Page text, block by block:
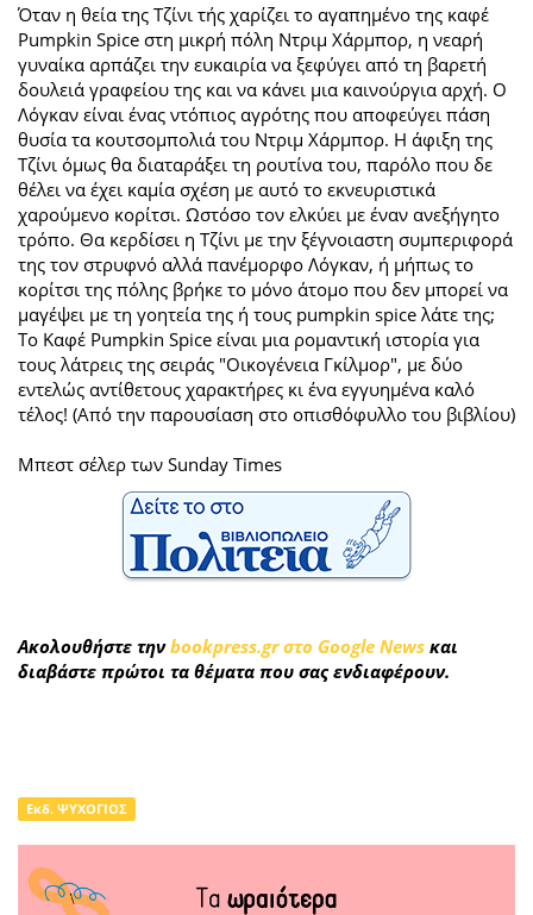
Όταν η θεία της Τζίνι τής χαρίζει το αγαπημένο της καφέ
Pumpkin Spice στη μικρή πόλη Ντριμ Χάρμπορ, η νεαρή
γυναίκα αρπάζει την ευκαιρία να ξεφύγει από τη βαρετή
δουλειά γραφείου της και να κάνει μια καινούργια αρχή. Ο
Λόγκαν είναι ένας ντόπιος αγρότης που αποφεύγει πάση
θυσία τα κουτσομπολιά του Ντριμ Χάρμπορ. Η άφιξη της
Τζίνι όμως θα διαταράξει τη ρουτίνα του, παρόλο που δε
θέλει να έχει καμία σχέση με αυτό το εκνευριστικά
χαρούμενο κορίτσι. Ωστόσο τον ελκύει με έναν ανεξήγητο
τρόπο. Θα κερδίσει η Τζίνι με την ξέγνοιαστη συμπεριφορά
της τον στρυφνό αλλά πανέμορφο Λόγκαν, ή μήπως το
κορίτσι της πόλης βρήκε το μόνο άτομο που δεν μπορεί να
μαγέψει με τη γοητεία της ή τους pumpkin spice λάτε της;
Το Καφέ Pumpkin Spice είναι μια ρομαντική ιστορία για
τους λάτρεις της σειράς "Οικογένεια Γκίλμορ", με δύο
εντελώς αντίθετους χαρακτήρες κι ένα εγγυημένα καλό
τέλος! (Από την παρουσίαση στο οπισθόφυλλο του βιβλίου)
Μπεστ σέλερ των Sunday Times
Ακολουθήστε τηνbookpress.gr στο Google News και
διαβάστε πρώτοι τα θέματα που σας ενδιαφέρουν.
Εκδ. ΨΥΧΟΓΙΟΣ